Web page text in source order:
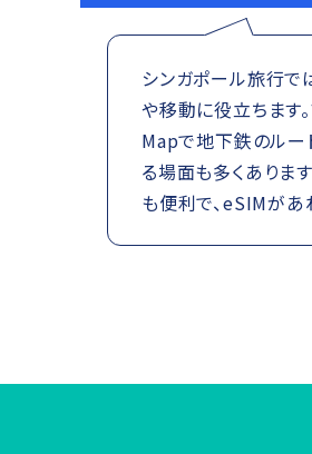
シンガポール旅行で
や移動に役立ちます
Mapで地下鉄のルー
る場面も多くありま
も便利で、eSIMがあ